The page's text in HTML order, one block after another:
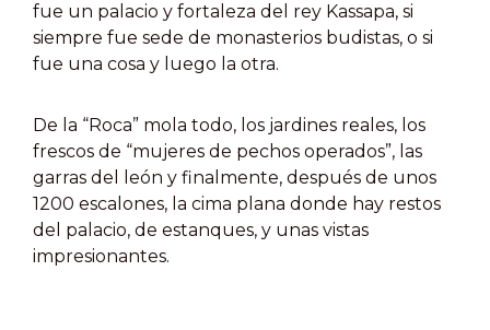
fue un palacio y fortaleza del rey Kassapa, si
siempre fue sede de monasterios budistas, o si
fue una cosa y luego la otra.
De la “Roca” mola todo, los jardines reales, los
frescos de “mujeres de pechos operados”, las
garras del león y finalmente, después de unos
1200 escalones, la cima plana donde hay restos
del palacio, de estanques, y unas vistas
impresionantes.